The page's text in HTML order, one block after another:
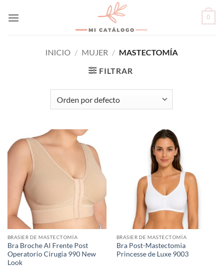
0
INICIO / MUJER / MASTECTOMÍA
FILTRAR
BRASIER DE MASTECTOMÍA
Bra Broche Al Frente Post
Operatorio Cirugía 990 New
Look
BRASIER DE MASTECTOMÍA
Bra Post-Mastectomia
Princesse de Luxe 9003